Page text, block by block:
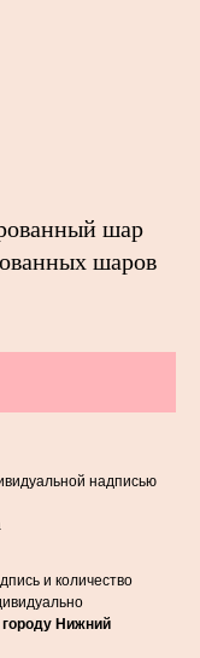
шар
шаров
надписью
и количество
Нижний